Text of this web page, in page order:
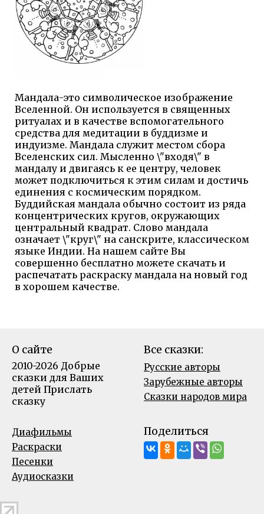
Мандала-это символическое изображение
Вселенной. Он используется в священных
ритуалах и в качестве вспомогательного
средства для медитации в буддизме и
индуизме. Мандала служит местом сбора
Вселенских сил. Мысленно \"входя\" в
мандалу и двигаясь к ее центру, человек
может подключиться к этим силам и достичь
единения с космическим порядком.
Буддийская мандала обычно состоит из ряда
концентрических кругов, окружающих
центральный квадрат. Слово мандала
означает \"круг\" на санскрите, классическом
языке Индии. На нашем сайте Вы
совершенно бесплатно можете скачать и
распечатать раскраску мандала на новый год
в хорошем качестве.
О сайте
2010-2026 Добрые
сказки для Ваших
детей Прислать
сказку
Все сказки:
Русские авторы
Зарубежные авторы
Сказки народов мира
Диафильмы
Раскраски
Песенки
Аудиосказки
Поделиться